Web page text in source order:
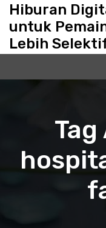
Hiburan
untuk
Lebih